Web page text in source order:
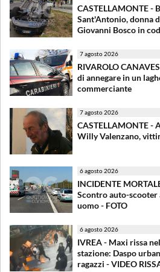
CASTELLAMONTE -
Sant'Antonio, donna
Giovanni Bosco in
7 agosto 2026
RIVAROLO
di annegare in un
commerciante
7 agosto 2026
CASTELLAMONTE -
Willy Valenzano,
6 agosto 2026
INCIDENTE
Scontro auto-
uomo - FOTO
6 agosto 2026
IVREA - Maxi rissa
stazione: Daspo
ragazzi - VIDEO